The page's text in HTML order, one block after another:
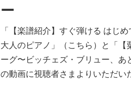
ー
「【楽譜紹介】すぐ弾ける はじ
大人のピアノ」（こちら）と「【
ーグ〜ビッチェズ・ブリュー、あ
の動画に視聴者さまよりいただい